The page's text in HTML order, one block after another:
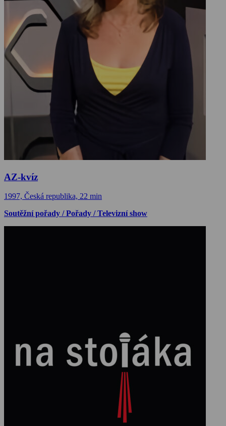
AZ-kvíz
1997, Česká republika, 22 min
Soutěžní pořady / Pořady / Televizní show